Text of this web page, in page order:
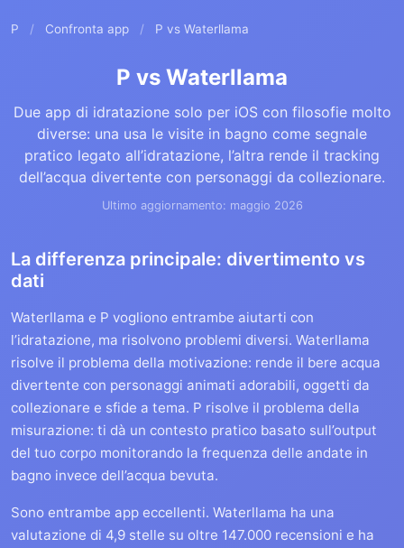
P / Confronta app / P vs Waterllama
P vs Waterllama
Due app di idratazione solo per iOS con filosofie molto
diverse: una usa le visite in bagno come segnale
pratico legato all’idratazione, l’altra rende il tracking
dell’acqua divertente con personaggi da collezionare.
Ultimo aggiornamento: maggio 2026
La differenza principale: divertimento vs
dati
Waterllama e P vogliono entrambe aiutarti con
l’idratazione, ma risolvono problemi diversi. Waterllama
risolve il problema della motivazione: rende il bere acqua
divertente con personaggi animati adorabili, oggetti da
collezionare e sfide a tema. P risolve il problema della
misurazione: ti dà un contesto pratico basato sull’output
del tuo corpo monitorando la frequenza delle andate in
bagno invece dell’acqua bevuta.
Sono entrambe app eccellenti. Waterllama ha una
valutazione di 4,9 stelle su oltre 147.000 recensioni e ha